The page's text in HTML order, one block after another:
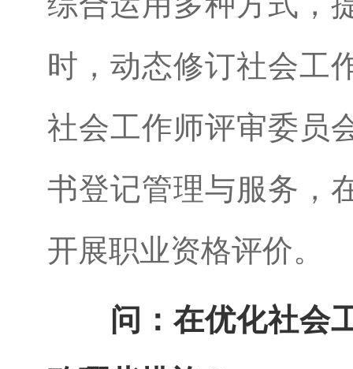
时，动态修订社会工
社会工作师评审委员
书登记管理与服务，
开展职业资格评价。
问：在优化社会